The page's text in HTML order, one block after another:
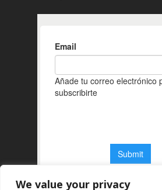
We value your privacy